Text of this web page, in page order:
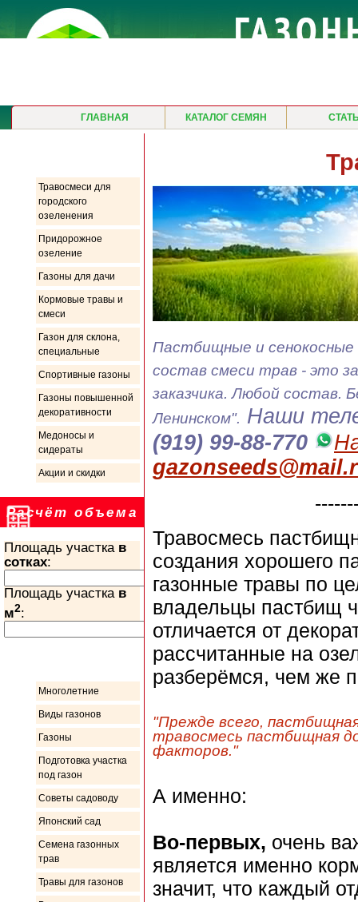
ГЛАВНАЯ КАТАЛОГ СЕМЯН
Травосмеси для
городского
озеленения
Придорожное
озеление
Газоны для дачи
Кормовые травы и
смеси
Газон для склона,
специальные
Спортивные газоны
Газоны повышенной
декоративности
Медоносы и
сидераты
Акции и скидки
Расчёт объема
Площадь участка в
сотках:
Площадь участка в
м2:
Многолетние
Виды газонов
Газоны
Подготовка участка
под газон
Советы садоводу
Японский сад
Семена газонных
трав
Травы для газонов
Пастбищные и сенокосные
состав смеси трав - это
заказчика. Любой состав.
Ленинском". Наши
(919) 99-88-770
Травосмесь
создания хорошего
газонные травы по
владельцы пастбищ
отличается от
рассчитанные на
разберёмся, чем же
"Прежде всего,
травосмесь пастбищная
факторов."
А именно:
Во-первых, очень
является именно
значит, что каждый